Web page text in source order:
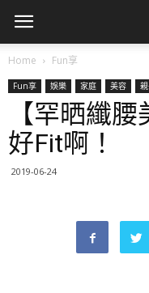
Home Fun享
Fun享 娛樂 家庭 美容
【罕晒纖
好Fit啊！
2019-06-24